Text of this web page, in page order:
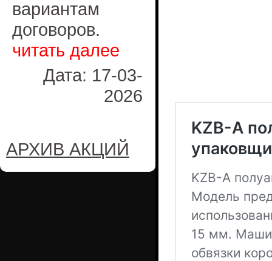
вариантам
договоров.
читать далее
Дата: 17-03-
2026
АРХИВ АКЦИЙ